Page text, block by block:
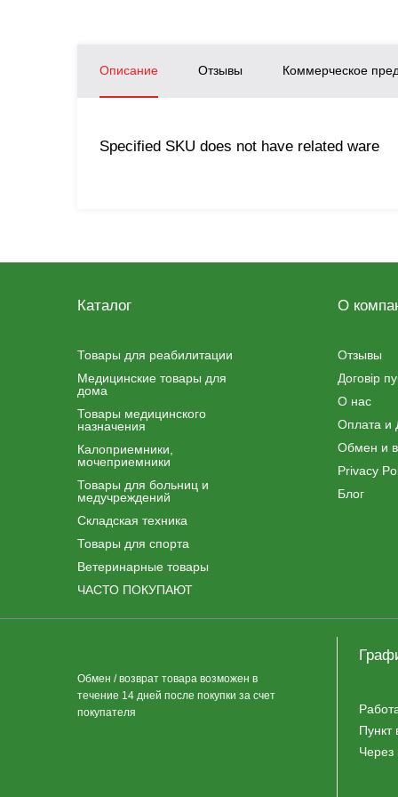
Описание Отзывы Коммерческое
Specified SKU does not have related ware
Каталог
Товары для реабилитации
Медицинские товары для
дома
Товары медицинского
назначения
Калоприемники,
мочеприемники
Товары для больниц и
медучреждений
Складская техника
Товары для спорта
Ветеринарные товары
ЧАСТО ПОКУПАЮТ
О
Отзывы
Договір
О нас
Оплата и
Обмен и
Privacy
Блог
Обмен / возврат товара возможен в
течение 14 дней после покупки за счет
покупателя
Пункт
Через